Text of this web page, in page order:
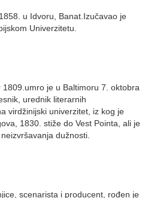
u Idvoru, Banat.Izučavao je
Univerzitetu.
je u Baltimoru 7. oktobra
urednik literarnih
virdžinijski univerzitet, iz kog je
1830. stiže do Vest Pointa, ali je
dužnosti.
scenarista i producent, rođen je